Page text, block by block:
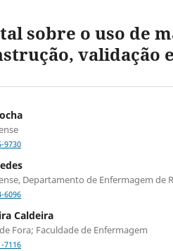
sobre o uso de
validação
9730
Departamento de Enfermagem de
6096
Caldeira
Fora; Faculdade de Enfermagem
7116